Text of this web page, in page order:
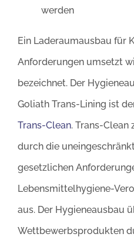
werden
Ein Laderaumausbau für
Anforderungen umsetzt
bezeichnet. Der
Goliath Trans-Lining ist
Trans-Clean. Trans-Clean
durch die
gesetzlichen
Lebensmittelhygiene-
aus. Der Hygieneausbau
Wettbewerbsprodukten